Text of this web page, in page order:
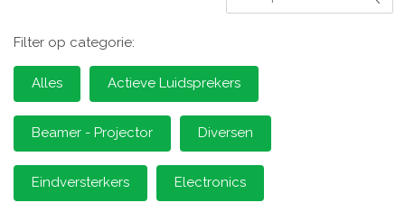
Filter op categorie:
Alles Actieve Luidsprekers
Beamer - Projector Diversen
Eindversterkers Electronics